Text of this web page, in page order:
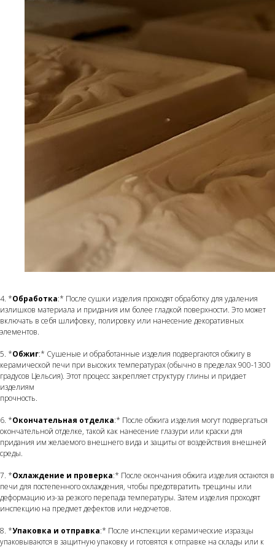
4. *Обработка:* После сушки изделия проходят обработку для удаления
излишков материала и придания им более гладкой поверхности. Это может
включать в себя шлифовку, полировку или нанесение декоративных
элементов.
5. *Обжиг:* Сушеные и обработанные изделия подвергаются обжигу в
керамической печи при высоких температурах (обычно в пределах 900-1300
градусов Цельсия). Этот процесс закрепляет структуру глины и придает
изделиям
прочность.
6. *Окончательная отделка:* После обжига изделия могут подвергаться
окончательной отделке, такой как нанесение глазури или краски для
придания им желаемого внешнего вида и защиты от воздействия внешней
среды.
7. *Охлаждение и проверка:* После окончания обжига изделия остаются в
печи для постепенного охлаждения, чтобы предотвратить трещины или
деформацию из-за резкого перепада температуры. Затем изделия проходят
инспекцию на предмет дефектов или недочетов.
8. *Упаковка и отправка:* После инспекции керамические изразцы
упаковываются в защитную упаковку и готовятся к отправке на склады или к